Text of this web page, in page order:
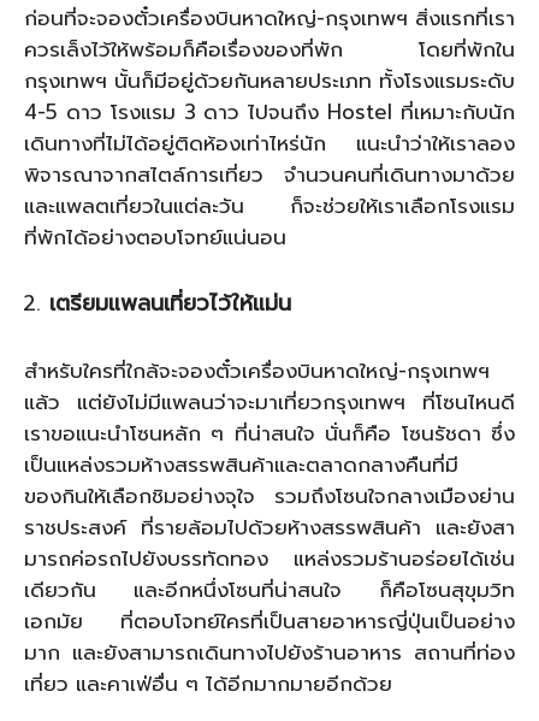
ก่อนที่จะจองตั๋วเครื่องบินหาดใหญ่-กรุงเทพฯ สิ่งแรกที่เรา
ควรเล็งไว้ให้พร้อมก็คือเรื่องของที่พัก โดยที่พักใน
กรุงเทพฯ นั้นก็มีอยู่ด้วยกันหลายประเภท ทั้งโรงแรมระดับ
4-5 ดาว โรงแรม 3 ดาว ไปจนถึง Hostel ที่เหมาะกับนัก
เดินทางที่ไม่ได้อยู่ติดห้องเท่าไหร่นัก แนะนำว่าให้เราลอง
พิจารณาจากสไตล์การเที่ยว จำนวนคนที่เดินทางมาด้วย
และแพลตเที่ยวในแต่ละวัน ก็จะช่วยให้เราเลือกโรงแรม
ที่พักได้อย่างตอบโจทย์แน่นอน
เตรียมแพลนเที่ยวไว้ให้แม่น
สำหรับใครที่ใกล้จะจองตั๋วเครื่องบินหาดใหญ่-กรุงเทพฯ
แล้ว แต่ยังไม่มีแพลนว่าจะมาเที่ยวกรุงเทพฯ ที่โซนไหนดี
เราขอแนะนำโซนหลัก ๆ ที่น่าสนใจ นั่นก็คือ โซนรัชดา ซึ่ง
เป็นแหล่งรวมห้างสรรพสินค้าและตลาดกลางคืนที่มี
ของกินให้เลือกชิมอย่างจุใจ รวมถึงโซนใจกลางเมืองย่าน
ราชประสงค์ ที่รายล้อมไปด้วยห้างสรรพสินค้า และยังสา
มารถค่อรถไปยังบรรทัดทอง แหล่งรวมร้านอร่อยได้เช่น
เดียวกัน และอีกหนึ่งโซนที่น่าสนใจ ก็คือโซนสุขุมวิท
เอกมัย ที่ตอบโจทย์ใครที่เป็นสายอาหารญี่ปุ่นเป็นอย่าง
มาก และยังสามารถเดินทางไปยังร้านอาหาร สถานที่ท่อง
เที่ยว และคาเฟ่อื่น ๆ ได้อีกมากมายอีกด้วย